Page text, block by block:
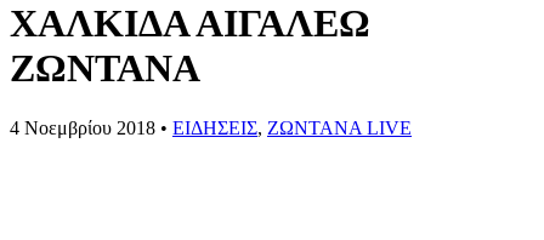
ΧΑΛΚΙΔΑ ΑΙΓΑΛΕΩ
ΖΩΝΤΑΝΑ
4 Νοεμβρίου 2018 • ΕΙΔΗΣΕΙΣ, ΖΩΝΤΑΝΑ LIVE